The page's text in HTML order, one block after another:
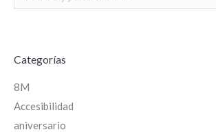
Categorías
8M
Accesibilidad
aniversario